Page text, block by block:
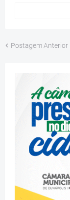
Postagem Anterior